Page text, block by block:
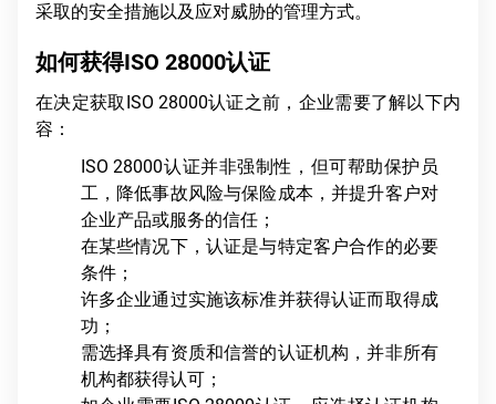
采取的安全措施以及应对威胁的管理方式。
如何获得ISO 28000认证
在决定获取ISO 28000认证之前，企业需要了解以下内
容：
ISO 28000认证并非强制性，但可帮助保护员
工，降低事故风险与保险成本，并提升客户对
企业产品或服务的信任；
在某些情况下，认证是与特定客户合作的必要
条件；
许多企业通过实施该标准并获得认证而取得成
功；
需选择具有资质和信誉的认证机构，并非所有
机构都获得认可；